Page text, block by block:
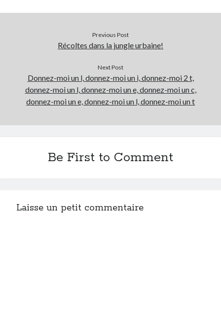
Previous Post
Récoltes dans la jungle urbaine!
Next Post
Donnez-moi un l, donnez-moi un i, donnez-moi 2 t,
donnez-moi un l, donnez-moi un e, donnez-moi un c,
donnez-moi un e, donnez-moi un l, donnez-moi un t
Be First to Comment
Laisse un petit commentaire